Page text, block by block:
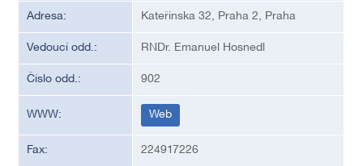
Adresa: Kateřinska 32, Praha 2, Praha
Vedoucí odd.: RNDr. Emanuel Hosnedl
Číslo odd.: 902
WWW: Web
Fax: 224917226